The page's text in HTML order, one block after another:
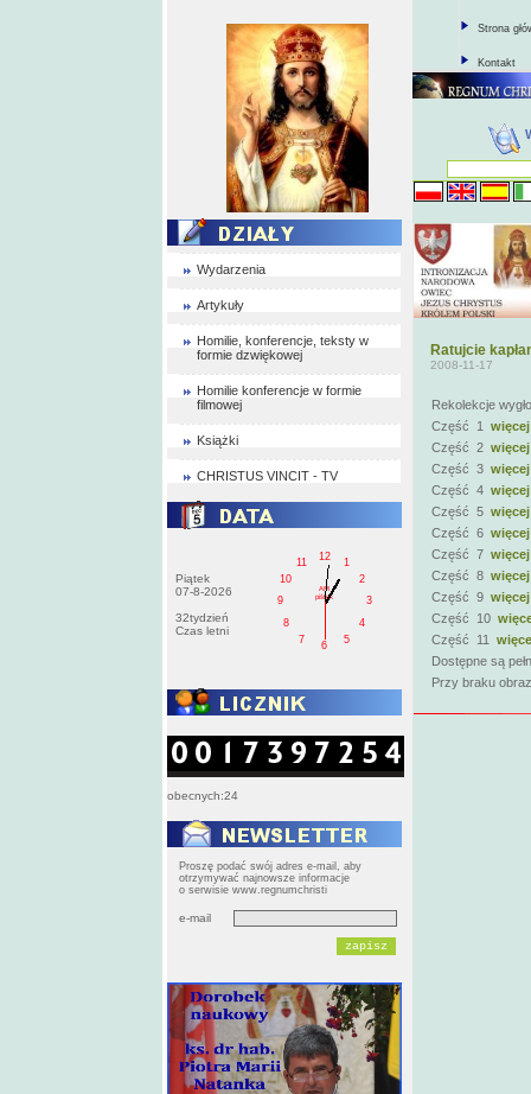
Wydarzenia
Artykuły
Homilie, konferencje, teksty w
formie dzwiękowej
Homilie konferencje w formie
filmowej
Książki
CHRISTUS VINCIT - TV
Piątek
07-8-2026
32tydzień
Czas letni
1
2
3
4
5
6
7
8
9
10
11
12
AM
pištek
obecnych:24
Proszę podać swój adres e-mail, aby
otrzymywać najnowsze informacje
o serwisie www.regnumchristi
e-mail
Strona
Kontakt
Ratujcie
2008-11-17
Rekolekcje
Część 1 więcej
Część 2 więcej
Część 3 więcej
Część 4 więcej
Część 5 więcej
Część 6 więcej
Część 7 więcej
Część 8 więcej
Część 9 więcej
Część 10
Część 11
Dostępne są
Przy braku